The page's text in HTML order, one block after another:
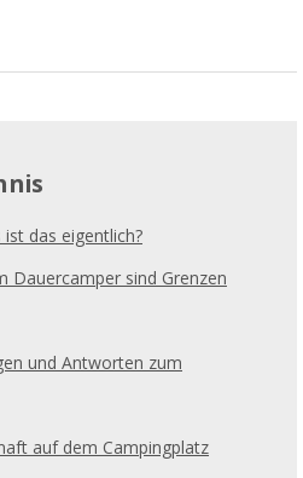
das eigentlich?
Dauercamper sind Grenzen
und Antworten zum
auf dem Campingplatz